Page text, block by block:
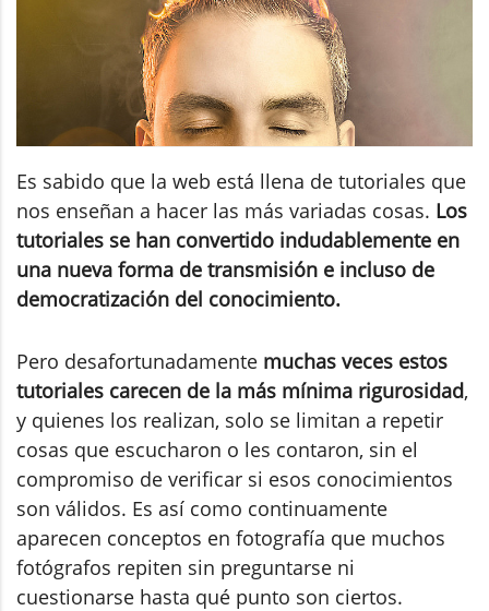
Es sabido que la web está llena de tutoriales que
nos enseñan a hacer las más variadas cosas. Los
tutoriales se han convertido indudablemente en
una nueva forma de transmisión e incluso de
democratización del conocimiento.
Pero desafortunadamente muchas veces estos
tutoriales carecen de la más mínima rigurosidad,
y quienes los realizan, solo se limitan a repetir
cosas que escucharon o les contaron, sin el
compromiso de verificar si esos conocimientos
son válidos. Es así como continuamente
aparecen conceptos en fotografía que muchos
fotógrafos repiten sin preguntarse ni
cuestionarse hasta qué punto son ciertos.